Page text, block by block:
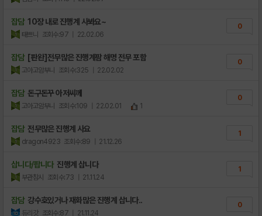
잡담 10장 내로 진행계 사봐요~
태쁘니 조회수:97 | 22.02.06
0
잡담 [판완]전무많은 진행계팜 해명 전무 포함
고아고암부니 조회수:325 | 22.02.02
0
잡담 돈구돈꾸 아저씨께
고아고암부니 조회수:109 | 22.02.01 1
0
잡담 전무많은 진행계 사요
dragon4923 조회수:89 | 21.12.26
1
삽니다/팝니다 진행계 삽니다
부관참시 조회수:73 | 21.11.24
1
잡담 강수호있거나 재화많은 진행계 삽니다..
듀리갓 조회수:87 | 21.11.24
0